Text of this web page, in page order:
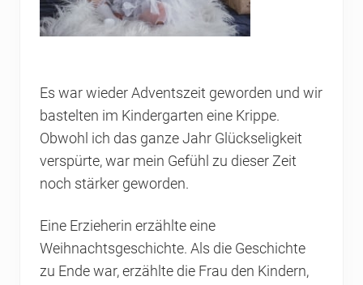
Es war wieder Adventszeit geworden und wir
bastelten im Kindergarten eine Krippe.
Obwohl ich das ganze Jahr Glückseligkeit
verspürte, war mein Gefühl zu dieser Zeit
noch stärker geworden.
Eine Erzieherin erzählte eine
Weihnachtsgeschichte. Als die Geschichte
zu Ende war, erzählte die Frau den Kindern,